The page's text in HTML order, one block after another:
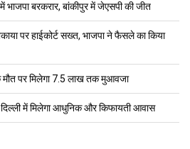
बरकरार, बांकीपुर में जेएसपी की जीत
पर हाईकोर्ट सख्त, भाजपा ने फैसले का किया
मौत पर मिलेगा 7.5 लाख तक मुआवजा
में मिलेगा आधुनिक और किफायती आवास